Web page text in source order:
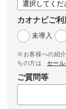
カオナビご
未導入
※お客様への紹
ちの方は
セー
ご質問等